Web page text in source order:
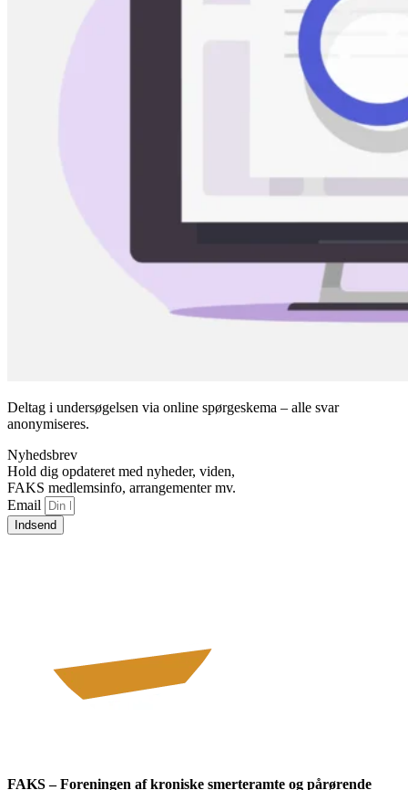
Deltag i undersøgelsen via online spørgeskema – alle svar
anonymiseres.
Nyhedsbrev
Hold dig opdateret med nyheder, viden,
FAKS medlemsinfo, arrangementer mv.
Email
Indsend
FAKS – Foreningen af kroniske smerteramte og pårørende